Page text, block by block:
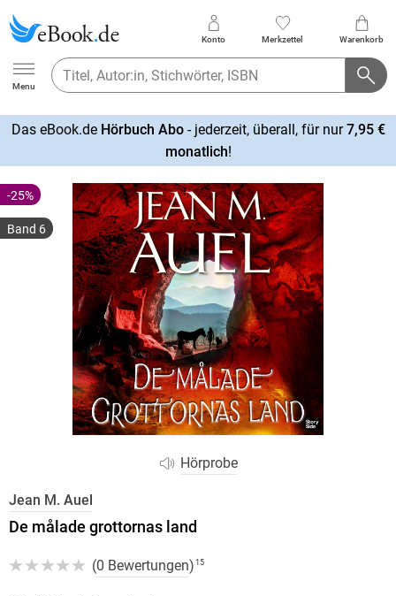
Ebook.de
Menu
Konto Merkzettel Warenkorb
Das eBook.de Hörbuch Abo- jederzeit, überall, für nur7,95 €
monatlich!
Hörprobe
-25%
Band 6
Jean M. Auel
De målade grottornas land
(0 Bewertungen) 15